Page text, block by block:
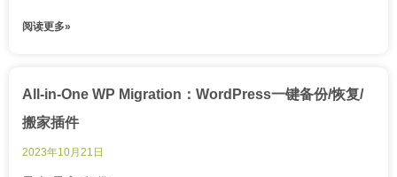
阅读更多»
All-in-One WP Migration：WordPress一键备份/恢复/
搬家插件
2023年10月21日